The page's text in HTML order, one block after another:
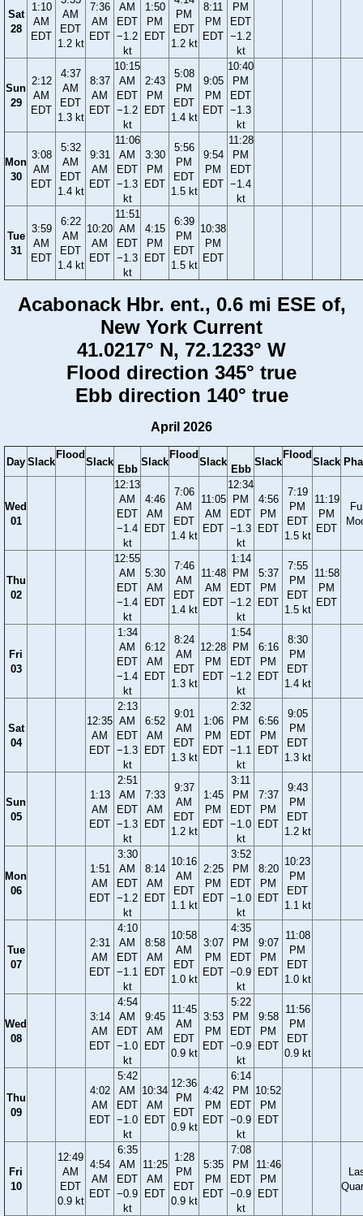
Sat
28
1:10
AM
EDT
AM
EDT
1.2 kt
7:36
AM
EDT
AM
EDT
−1.2
kt
1:50
PM
EDT
PM
EDT
1.2 kt
8:11
PM
EDT
PM
EDT
−1.2
kt
Sun
29
2:12
AM
EDT
4:37
AM
EDT
1.3 kt
8:37
AM
EDT
10:15
AM
EDT
−1.2
kt
2:43
PM
EDT
5:08
PM
EDT
1.4 kt
9:05
PM
EDT
10:40
PM
EDT
−1.3
kt
Mon
30
3:08
AM
EDT
5:32
AM
EDT
1.4 kt
9:31
AM
EDT
11:06
AM
EDT
−1.3
kt
3:30
PM
EDT
5:56
PM
EDT
1.5 kt
9:54
PM
EDT
11:28
PM
EDT
−1.4
kt
Tue
31
3:59
AM
EDT
6:22
AM
EDT
1.4 kt
10:20
AM
EDT
11:51
AM
EDT
−1.3
kt
4:15
PM
EDT
6:39
PM
EDT
1.5 kt
10:38
PM
EDT
Acabonack Hbr. ent., 0.6 mi ESE of,
New York Current
41.0217° N, 72.1233° W
Flood direction 345° true
Ebb direction 140° true
April 2026
Day Slack
Flood
Slack
Ebb
Slack
Flood
Slack
Ebb
Slack
Flood
Slack
Wed
01
12:13
AM
EDT
−1.4
kt
4:46
AM
EDT
7:06
AM
EDT
1.4 kt
11:05
AM
EDT
12:34
PM
EDT
−1.3
kt
4:56
PM
EDT
7:19
PM
EDT
1.5 kt
11:19
PM
EDT
Thu
02
12:55
AM
EDT
−1.4
kt
5:30
AM
EDT
7:46
AM
EDT
1.4 kt
11:48
AM
EDT
1:14
PM
EDT
−1.2
kt
5:37
PM
EDT
7:55
PM
EDT
1.5 kt
11:58
PM
EDT
Fri
03
1:34
AM
EDT
−1.4
kt
6:12
AM
EDT
8:24
AM
EDT
1.3 kt
12:28
PM
EDT
1:54
PM
EDT
−1.2
kt
6:16
PM
EDT
8:30
PM
EDT
1.4 kt
Sat
04
12:35
AM
EDT
2:13
AM
EDT
−1.3
kt
6:52
AM
EDT
9:01
AM
EDT
1.3 kt
1:06
PM
EDT
2:32
PM
EDT
−1.1
kt
6:56
PM
EDT
9:05
PM
EDT
1.3 kt
Sun
05
1:13
AM
EDT
2:51
AM
EDT
−1.3
kt
7:33
AM
EDT
9:37
AM
EDT
1.2 kt
1:45
PM
EDT
3:11
PM
EDT
−1.0
kt
7:37
PM
EDT
9:43
PM
EDT
1.2 kt
Mon
06
1:51
AM
EDT
3:30
AM
EDT
−1.2
kt
8:14
AM
EDT
10:16
AM
EDT
1.1 kt
2:25
PM
EDT
3:52
PM
EDT
−1.0
kt
8:20
PM
EDT
10:23
PM
EDT
1.1 kt
Tue
07
2:31
AM
EDT
4:10
AM
EDT
−1.1
kt
8:58
AM
EDT
10:58
AM
EDT
1.0 kt
3:07
PM
EDT
4:35
PM
EDT
−0.9
kt
9:07
PM
EDT
11:08
PM
EDT
1.0 kt
Wed
08
3:14
AM
EDT
4:54
AM
EDT
−1.0
kt
9:45
AM
EDT
11:45
AM
EDT
0.9 kt
3:53
PM
EDT
5:22
PM
EDT
−0.9
kt
9:58
PM
EDT
11:56
PM
EDT
0.9 kt
Thu
09
4:02
AM
EDT
5:42
AM
EDT
−1.0
kt
10:34
AM
EDT
12:36
PM
EDT
0.9 kt
4:42
PM
EDT
6:14
PM
EDT
−0.9
kt
10:52
PM
EDT
Fri
10
12:49
AM
EDT
0.9 kt
4:54
AM
EDT
6:35
AM
EDT
−0.9
kt
11:25
AM
EDT
1:28
PM
EDT
0.9 kt
5:35
PM
EDT
7:08
PM
EDT
−0.9
kt
11:46
PM
EDT